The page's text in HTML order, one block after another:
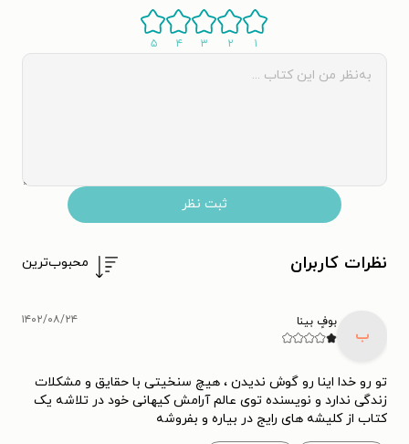
۱ ۲ ۳ ۴ ۵
ثبت نظر
نظرات کاربران محبوب‌ترین
ب
بوفٍ بینا ۱۴۰۲/۰۸/۲۴
تو رو خدا اینا رو گوش ندیدن ، هیچ سنخیتی با حقایق و مشکلات
زندگی ندارد و نویسنده توی عالم آرامش کیهانی خود در تلاشه یک
کتاب از کلیشه های رایج در بیاره و بفروشه